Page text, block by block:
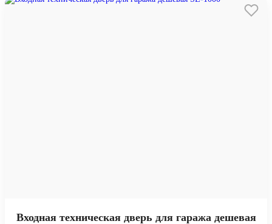
Входная техническая дверь для гаража дешевая